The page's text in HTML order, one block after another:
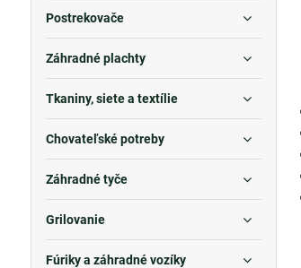
Postrekovače
Záhradné plachty
Tkaniny, siete a textílie
Chovateľské potreby
Záhradné tyče
Grilovanie
Fúriky a záhradné vozíky